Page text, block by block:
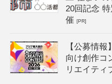
20回記念
催[PR]
【公募情
向け創作コ
リエイティ